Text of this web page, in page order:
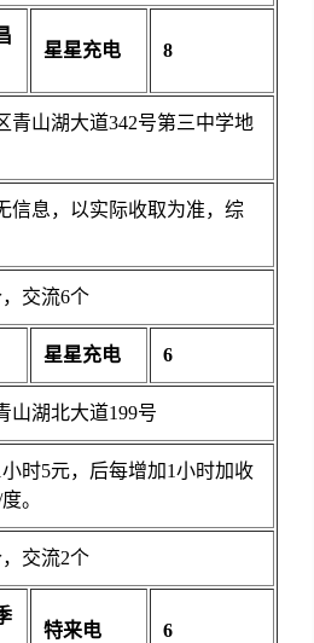
星星充电 8
青山湖大道342号第三中学地
信息，以实际收取为准，综
，交流6个
星星充电 6
山湖北大道199号
时5元，后每增加1小时加收
。
，交流2个
特来电 6